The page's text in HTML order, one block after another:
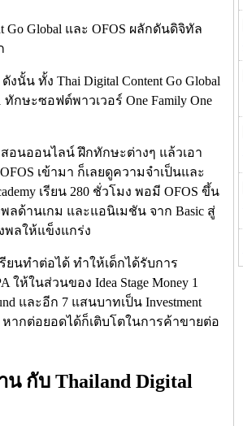
น ทั้ง Thai Digital Content Go Global
ษะซอฟต์พาวเวอร์ One Family One
สอนออนไลน์ ฝึกทักษะต่างๆ แล้วเอา
เข้ามา ก็เลยดูความจำเป็นและ
เรียน 280 ชั่วโมง พอมี OFOS ขึ้น
ลด้านเกม และแอนิเมชัน จาก Basic สู่
พลให้แข็งแกร่ง
ยนทำต่อได้ ทำให้เด็กได้รับการ
ห้ในส่วนของ Idea Stage Money 1
และอีก 7 แสนบาทเป็น Investment
หากต่อยอดได้ก็เติบโตในการค้าขายต่อ
กับ Thailand Digital